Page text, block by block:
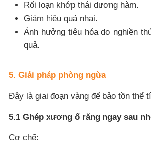
Rối loạn khớp thái dương hàm.
Giảm hiệu quả nhai.
Ảnh hưởng tiêu hóa do nghiền
quả.
5. Giải pháp phòng ngừa
Đây là giai đoạn vàng để bảo tồn thể
5.1 Ghép xương ổ răng ngay sau
Cơ chế: